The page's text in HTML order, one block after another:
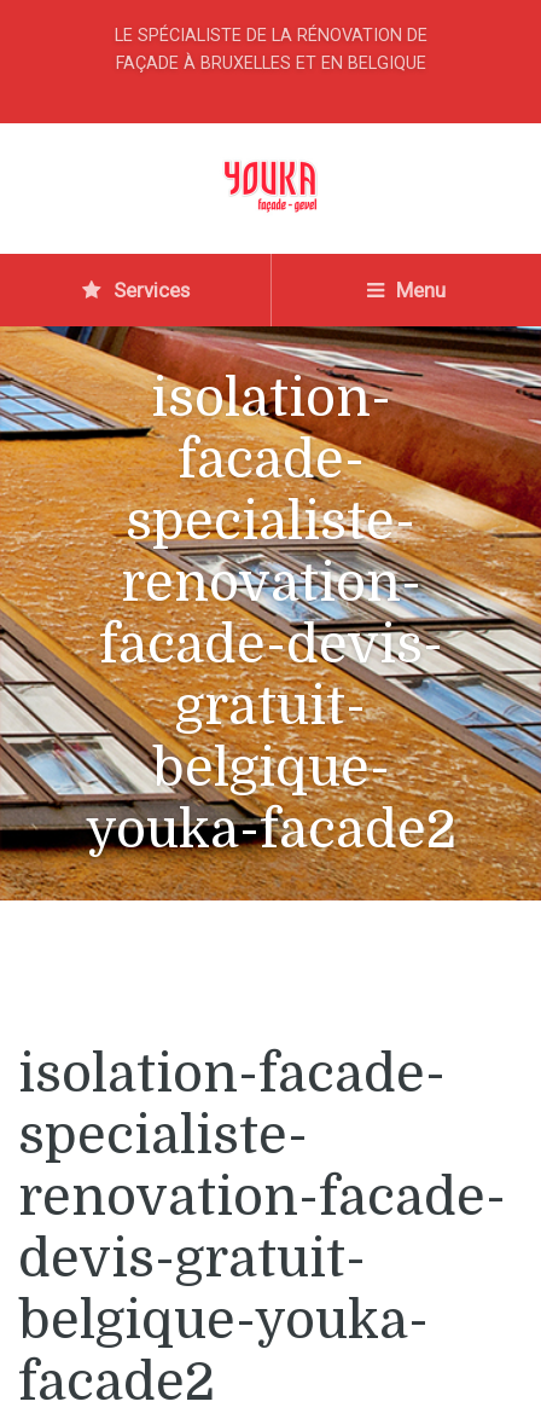
LE SPÉCIALISTE DE LA RÉNOVATION DE
FAÇADE À BRUXELLES ET EN BELGIQUE
Services Menu
isolation-
facade-
specialiste-
renovation-
facade-devis-
gratuit-
belgique-
youka-facade2
isolation-facade-
specialiste-
renovation-facade-
devis-gratuit-
belgique-youka-
facade2